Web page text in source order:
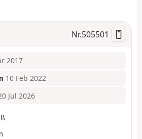
Nr.505501
2017
10 Feb 2022
Jul 2026